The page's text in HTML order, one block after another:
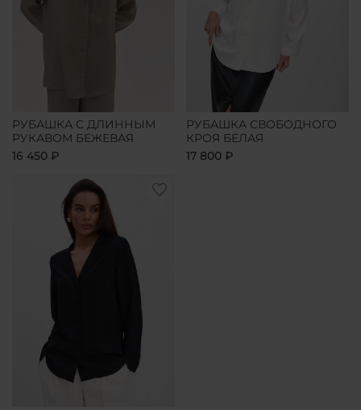
РУБАШКА С ДЛИННЫМ
РУКАВОМ БЕЖЕВАЯ
16 450 ₽
РУБАШКА СВОБОДНОГО
КРОЯ БЕЛАЯ
17 800 ₽